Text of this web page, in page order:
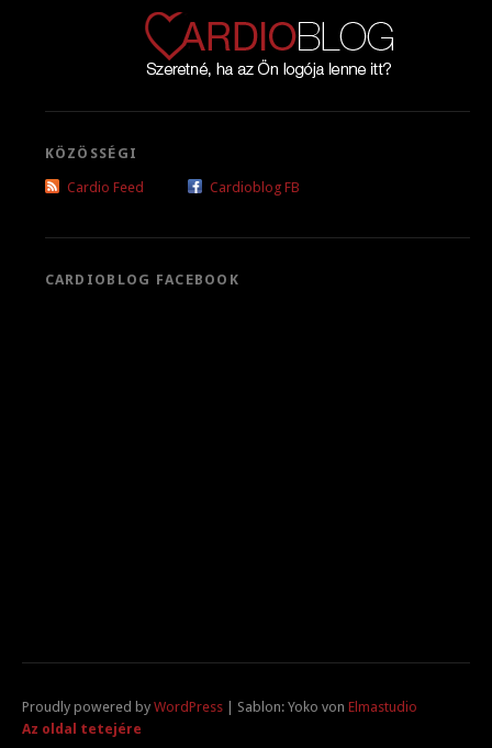
KÖZÖSSÉGI
Cardio Feed Cardioblog FB
CARDIOBLOG FACEBOOK
Proudly powered by WordPress Sablon: Yoko von Elmastudio
Az oldal tetejére